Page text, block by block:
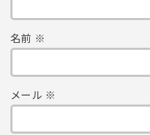
名前 ※
メール ※